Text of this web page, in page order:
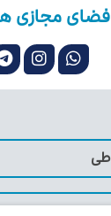
فضای مجازی